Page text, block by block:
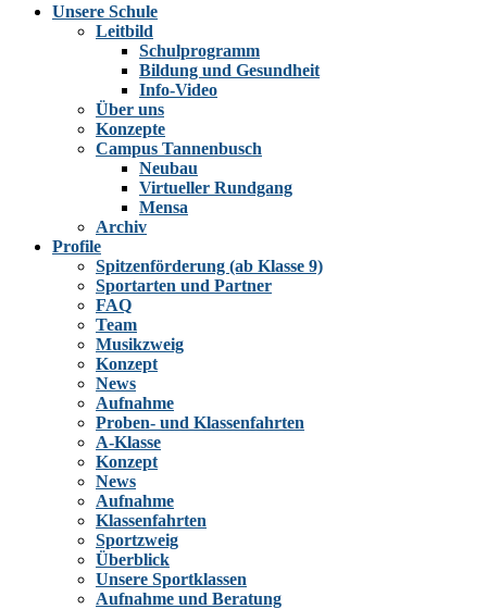
Unsere Schule
Leitbild
Schulprogramm
Bildung und Gesundheit
Info-Video
Über uns
Konzepte
Campus Tannenbusch
Neubau
Virtueller Rundgang
Mensa
Archiv
Profile
Spitzenförderung (ab Klasse 9)
Sportarten und Partner
FAQ
Team
Musikzweig
Konzept
News
Aufnahme
Proben- und Klassenfahrten
A-Klasse
Konzept
News
Aufnahme
Klassenfahrten
Sportzweig
Überblick
Unsere Sportklassen
Aufnahme und Beratung